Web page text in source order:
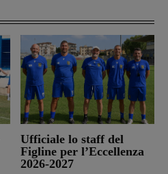
Ufficiale lo staff del
Figline per l’Eccellenza
2026-2027